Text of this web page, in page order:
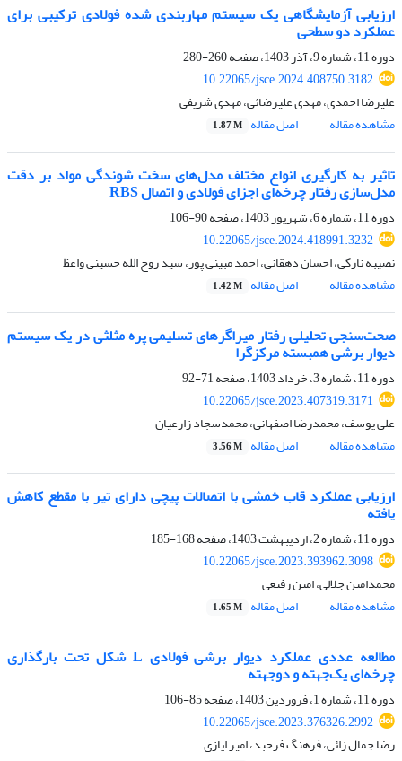
ارزیابی آزمایشگاهی یک سیستم مهاربندی شده فولادی ترکیبی برای
عملکرد دو سطحی
دوره 11، شماره 9، آذر 1403، صفحه
260-280
10.22065/jsce.2024.408750.3182
علیرضا احمدی، مهدی علیرضائی، مهدی شریفی
مشاهده مقاله
اصل مقاله 1.87 M
تاثیر به کارگیری انواع مختلف مدل‌های سخت شوندگی مواد بر دقت
مدل‌سازی رفتار چرخه‌ای اجزای فولادی و اتصال RBS
دوره 11، شماره 6، شهریور 1403، صفحه
90-106
10.22065/jsce.2024.418991.3232
نصیبه نارکی، احسان دهقانی، احمد مبینی پور، سید روح الله حسینی واعظ
مشاهده مقاله
اصل مقاله 1.42 M
صحت‌سنجی تحلیلی رفتار میراگرهای تسلیمی پره مثلثی در یک سیستم
دیوار برشی همبسته مرکزگرا
دوره 11، شماره 3، خرداد 1403، صفحه
71-92
10.22065/jsce.2023.407319.3171
علی یوسف، محمدرضا اصفهانی، محمدسجاد زارعیان
مشاهده مقاله
اصل مقاله 3.56 M
ارزیابی عملکرد قاب خمشی با اتصالات پیچی دارای تیر با مقطع کاهش
یافته
دوره 11، شماره 2، اردیبهشت 1403، صفحه
168-185
10.22065/jsce.2023.393962.3098
محمدامین جلالی، امین رفیعی
مشاهده مقاله
اصل مقاله 1.65 M
مطالعه عددی عملکرد دیوار برشی فولادی L شکل تحت بارگذاری
چرخه‌ای یک‌جهته و‌‌ دوجهته
دوره 11، شماره 1، فروردین 1403، صفحه
85-106
10.22065/jsce.2023.376326.2992
رضا جمال زائی، فرهنگ فرحبد، امیر ایازی